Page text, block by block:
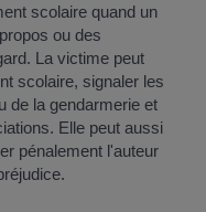
scolaire quand un
ou des
La victime peut
scolaire, signaler les
de la gendarmerie et
Elle peut aussi
pénalement l'auteur